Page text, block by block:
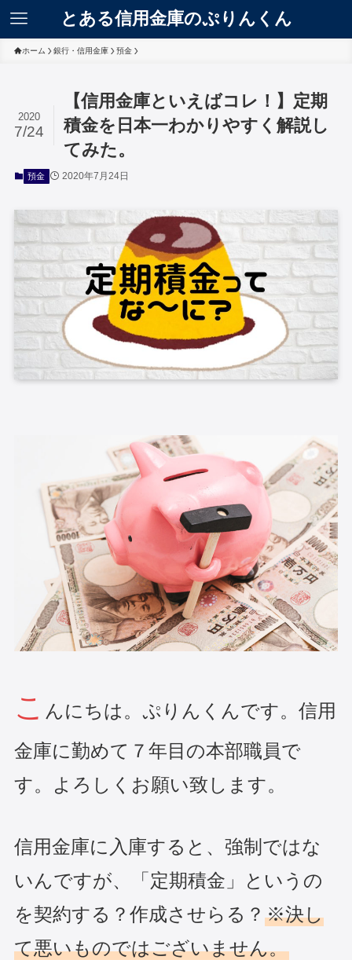
とある信用金庫のぷりんくん
ホーム 銀行・信用金庫 預金
【信用金庫といえばコレ！】定期
積金を日本一わかりやすく解説し
てみた。
2020
7/24
預金 2020年7月24日
こ んにちは。ぷりんくんです。信用
金庫に勤めて７年目の本部職員で
す。よろしくお願い致します。
信用金庫に入庫すると、強制ではな
いんですが、「定期積金」というの
を契約する？作成させらる？ ※決し
て悪いものではございません。